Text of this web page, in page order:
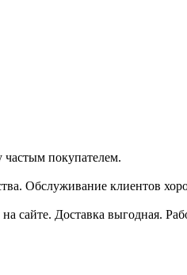
покупателем.
Обслуживание клиентов
сайте. Доставка выгодная.